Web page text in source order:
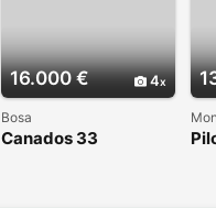
16.000 € 4
Bosa
Canados 33